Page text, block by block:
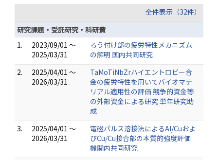
全件表示（32件）
研究課題・受託研究・科研費
1.
2023/09/01 ～
2025/03/31
ろう付け部の疲労特性メカニズム
の解明 国内共同研究
2.
2025/04/01 ～
2026/03/31
TaMoTiNbZrハイエントロピー合
金の疲労特性を用いてバイオマテ
リアル適用性の評価 競争的資金等
の外部資金による研究 単年研究助
成
3.
2025/04/01 ～
2026/03/31
電磁パルス溶接法によるAl/Cuおよ
びCu/Cu接合部の本質的強度評価
機関内共同研究